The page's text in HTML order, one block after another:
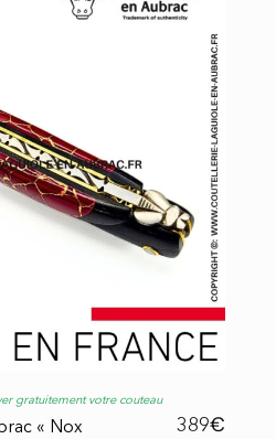
gratuitement votre couteau
« Nox
389€